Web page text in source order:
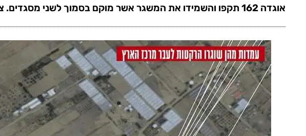
אוגדה 162 תקפו והשמידו את המשגר אשר מוקם בסמוך לשני מסגדים. צפו בתיעוד